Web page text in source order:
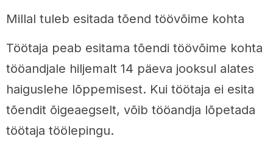
Millal tuleb esitada tõend töövõime kohta
Töötaja peab esitama tõendi töövõime kohta
tööandjale hiljemalt 14 päeva jooksul alates
haiguslehe lõppemisest. Kui töötaja ei esita
tõendit õigeaegselt, võib tööandja lõpetada
töötaja töölepingu.